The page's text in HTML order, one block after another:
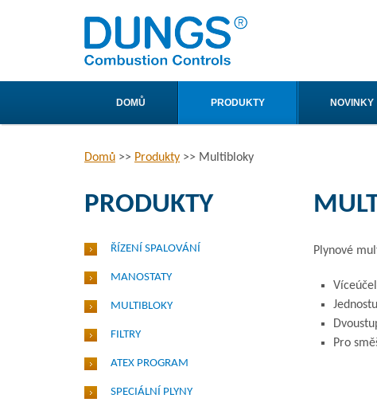
DOMŮ PRODUKTY NOVINKY
Domů >> Produkty >> Multibloky
PRODUKTY
ŘÍZENÍ SPALOVÁNÍ
MANOSTATY
MULTIBLOKY
FILTRY
ATEX PROGRAM
SPECIÁLNÍ PLYNY
Plynové
Pro